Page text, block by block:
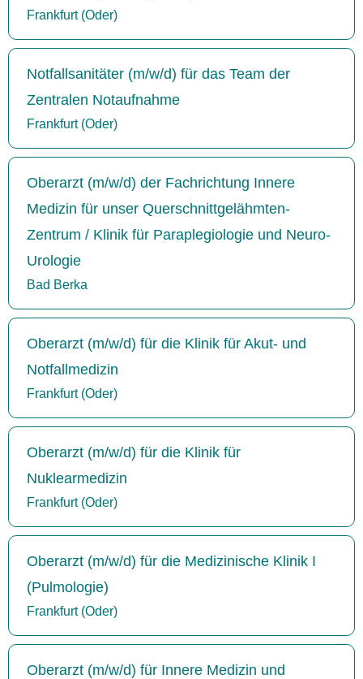
Frankfurt (Oder)
Notfallsanitäter (m/w/d) für das Team der
Zentralen Notaufnahme
Frankfurt (Oder)
Oberarzt (m/w/d) der Fachrichtung Innere
Medizin für unser Querschnittgelähmten-
Zentrum / Klinik für Paraplegiologie und Neuro-
Urologie
Bad Berka
Oberarzt (m/w/d) für die Klinik für Akut- und
Notfallmedizin
Frankfurt (Oder)
Oberarzt (m/w/d) für die Klinik für
Nuklearmedizin
Frankfurt (Oder)
Oberarzt (m/w/d) für die Medizinische Klinik I
(Pulmologie)
Frankfurt (Oder)
Oberarzt (m/w/d) für Innere Medizin und